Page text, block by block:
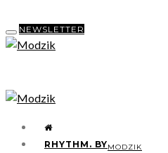
NEWSLETTER
RHYTHM. BYMODZIK